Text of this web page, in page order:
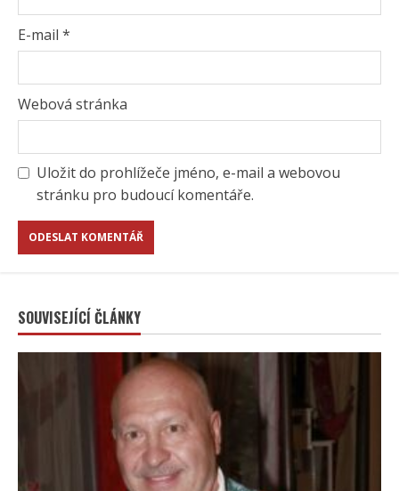
E-mail *
Webová stránka
Uložit do prohlížeče jméno, e-mail a webovou
stránku pro budoucí komentáře.
SOUVISEJÍCÍ ČLÁNKY